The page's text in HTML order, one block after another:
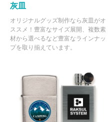
灰皿
オリジナルグッズ制作なら灰皿がオ
ススメ！豊富なサイズ展開、複数素
材から選べるなど豊富なラインナッ
プを取り揃えています。